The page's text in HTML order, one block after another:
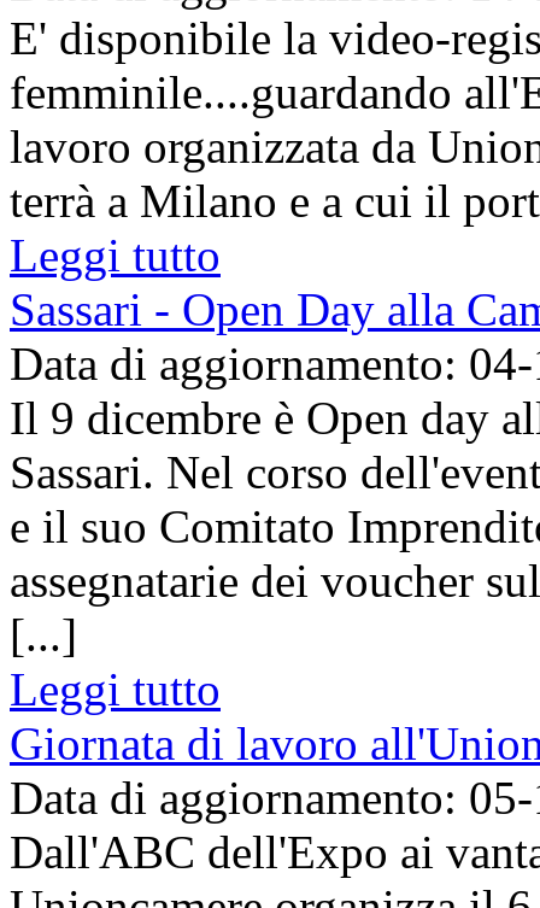
E' disponibile la video-
femminile....guardando
lavoro organizzata da
terrà a Milano e a cui il
Leggi tutto
Sassari - Open Day alla
Data di aggiornamento:
Il 9 dicembre è Open day
Sassari. Nel corso
e il suo Comitato
assegnatarie dei voucher
[...]
Leggi tutto
Giornata di lavoro
Data di aggiornamento:
Dall'ABC dell'Expo ai